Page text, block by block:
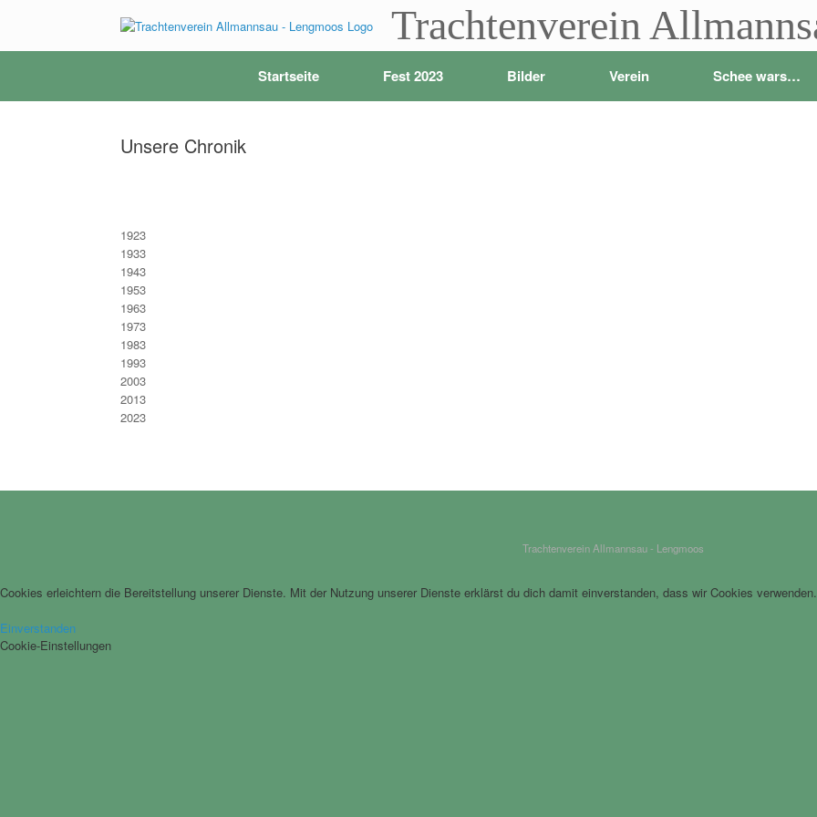
Trachtenverein
Startseite Fest 2023 Bilder Verein Schee wars…
Unsere Chronik
1923
1933
1943
1953
1963
1973
1983
1993
2003
2013
2023
Trachtenverein Allmannsau - Lengmoos
Cookies erleichtern die Bereitstellung unserer Dienste. Mit der Nutzung unserer Dienste erklärst du dich damit einverstanden, dass wir Cookies verwenden.
Einverstanden
Cookie-Einstellungen